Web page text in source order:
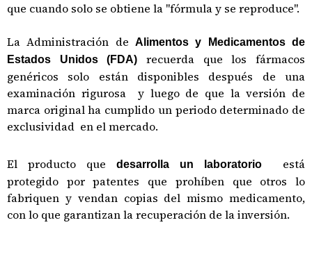
que cuando solo se obtiene la "fórmula y se reproduce".
La Administración de Alimentos y Medicamentos de
Estados Unidos (FDA) recuerda que los fármacos
genéricos solo están disponibles después de una
examinación rigurosa y luego de que la versión de
marca original ha cumplido un periodo determinado de
exclusividad en el mercado.
El producto que desarrolla un laboratorio
está
protegido por patentes que prohíben que otros lo
fabriquen y vendan copias del mismo medicamento,
con lo que garantizan la recuperación de la inversión.